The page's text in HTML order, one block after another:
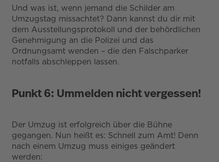
Und was ist, wenn jemand die Schilder am
Umzugstag missachtet? Dann kannst du dir mit
dem Ausstellungsprotokoll und der behördlichen
Genehmigung an die Polizei und das
Ordnungsamt wenden – die den Falschparker
notfalls abschleppen lassen.
Punkt 6: Ummelden nicht vergessen!
Der Umzug ist erfolgreich über die Bühne
gegangen. Nun heißt es: Schnell zum Amt! Denn
nach einem Umzug muss einiges geändert
werden: